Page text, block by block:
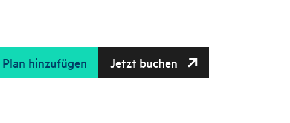
hinzufügen Jetzt buchen